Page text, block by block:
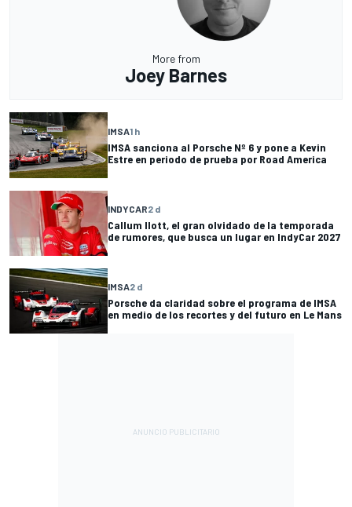
More from
Joey Barnes
IMSA1 h
IMSA sanciona al Porsche Nº 6 y pone a Kevin
Estre en periodo de prueba por Road America
INDYCAR2 d
Callum Ilott, el gran olvidado de la temporada
de rumores, que busca un lugar en IndyCar 2027
IMSA2 d
Porsche da claridad sobre el programa de IMSA
en medio de los recortes y del futuro en Le Mans